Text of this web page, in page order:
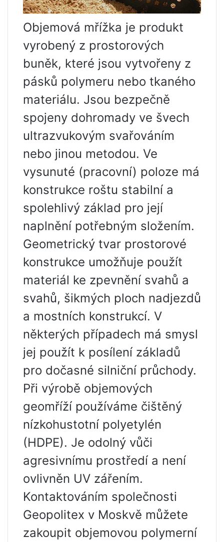
Objemová mřížka je produkt
vyrobený z prostorových
buněk, které jsou vytvořeny z
pásků polymeru nebo tkaného
materiálu. Jsou bezpečně
spojeny dohromady ve švech
ultrazvukovým svařováním
nebo jinou metodou. Ve
vysunuté (pracovní) poloze má
konstrukce roštu stabilní a
spolehlivý základ pro její
naplnění potřebným složením.
Geometrický tvar prostorové
konstrukce umožňuje použít
materiál ke zpevnění svahů a
svahů, šikmých ploch nadjezdů
a mostních konstrukcí. V
některých případech má smysl
jej použít k posílení základů
pro dočasné silniční průchody.
Při výrobě objemových
geomříží používáme čištěný
nízkohustotní polyetylén
(HDPE). Je odolný vůči
agresivnímu prostředí a není
ovlivněn UV zářením.
Kontaktováním společnosti
Geopolitex v Moskvě můžete
zakoupit objemovou polymerní